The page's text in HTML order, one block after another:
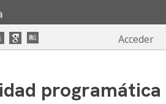
Acceder
programática